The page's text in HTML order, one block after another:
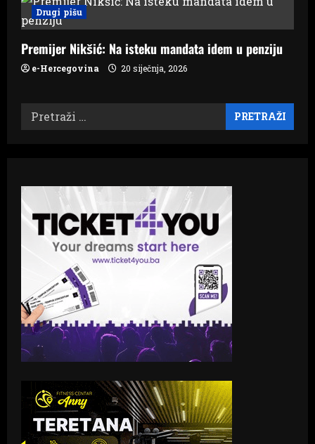
Drugi pišu
Premijer Nikšić: Na isteku mandata idem u penziju
e-Hercegovina 20 siječnja, 2026
Pretraži: